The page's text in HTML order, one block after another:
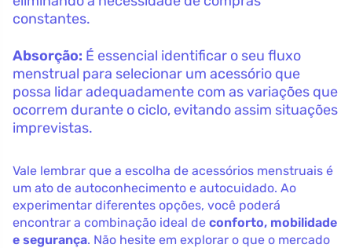
constantes.
Absorção: É essencial identificar o seu fluxo
menstrual para selecionar um acessório que
possa lidar adequadamente com as variações que
ocorrem durante o ciclo, evitando assim situações
imprevistas.
Vale lembrar que a escolha de acessórios menstruais é
um ato de autoconhecimento e autocuidado. Ao
experimentar diferentes opções, você poderá
encontrar a combinação ideal de conforto, mobilidade
e segurança. Não hesite em explorar o que o mercado